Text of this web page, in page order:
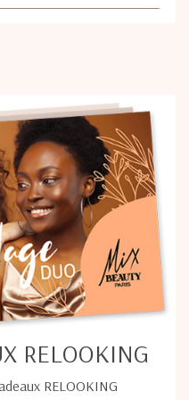
RELOOKING
RELOOKING